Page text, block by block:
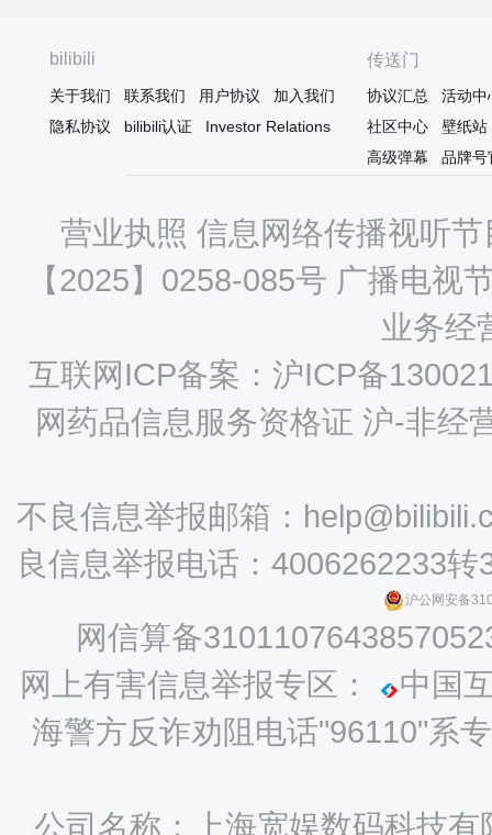
唯一有点个性的大概只有女主位
类主角，没有任何吸引人的地方。
那另外三个天选者，我只能说是憨
至可以被控制。一个邪恶的深层
剧情里各方计谋反复递归，个人
觉智商还是在线的，女主角倒比
bilibili
关于我们 联系我们 用户协议
加入我们
隐私协议
bilibili认证 Investor Relations
传送门
协议汇总
活动中
社区中心
壁纸站
高级弹幕
品牌号
营业执照 信息网络传播视听
【2025】0258-085号 广播电视
业务经
互联网ICP备案：沪ICP备
网药品信息服务资格证 沪-非经
不良信息举报邮箱：
良信息举报电话：4006262233转
沪公网安备
网信算备
网上有害信息举报专区：
中国
海警方反诈劝阻电话"96110"系
公司名称：上海宽娱数码科技有